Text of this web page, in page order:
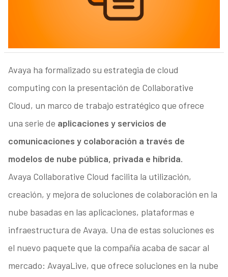
Avaya ha formalizado su estrategia de cloud
computing con la presentación de Collaborative
Cloud, un marco de trabajo estratégico que ofrece
una serie de aplicaciones y servicios de
comunicaciones y colaboración a través de
modelos de nube pública, privada e híbrida.
Avaya Collaborative Cloud facilita la utilización,
creación, y mejora de soluciones de colaboración en la
nube basadas en las aplicaciones, plataformas e
infraestructura de Avaya. Una de estas soluciones es
el nuevo paquete que la compañía acaba de sacar al
mercado: AvayaLive, que ofrece soluciones en la nube